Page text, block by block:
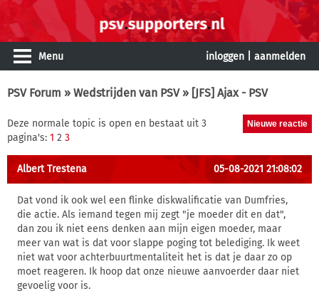
Menu inloggen aanmelden
PSV Forum » Wedstrijden van PSV» [JFS] Ajax - PSV
Deze normale topic is open en bestaat uit 3
pagina's: 1 2 3
Albert Trestena 05-08-2021 21:08:02
Dat vond ik ook wel een flinke diskwalificatie van Dumfries,
die actie. Als iemand tegen mij zegt "je moeder dit en dat",
dan zou ik niet eens denken aan mijn eigen moeder, maar
meer van wat is dat voor slappe poging tot belediging. Ik weet
niet wat voor achterbuurtmentaliteit het is dat je daar zo op
moet reageren. Ik hoop dat onze nieuwe aanvoerder daar niet
gevoelig voor is.